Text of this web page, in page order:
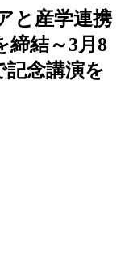
と産学連携
締結～3月8
記念講演を